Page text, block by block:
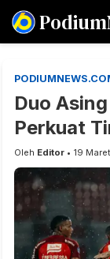
Duo
Perkuat
Oleh Editor • 19